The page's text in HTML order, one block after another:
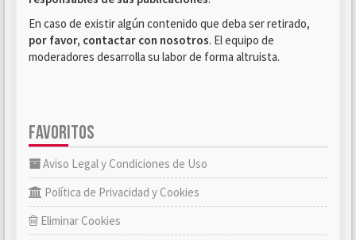
En caso de existir algún contenido que deba ser retirado,
por favor, contactar con nosotros. El equipo de
moderadores desarrolla su labor de forma altruista.
FAVORITOS
Aviso Legal y Condiciones de Uso
Política de Privacidad y Cookies
Eliminar Cookies